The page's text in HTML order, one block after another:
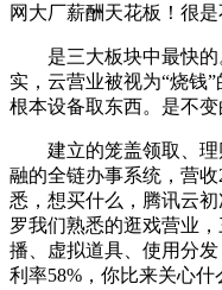
网大厂薪酬天花板！很是
是三大板块中最快的
实，云营业被视为“烧钱
根本设备取东西。是不变
建立的笼盖领取、理
融的全链办事系统，营
悉，想买什么，腾讯云
罗我们熟悉的逛戏营业
播、虚拟道具、使用分
利率58%，你比来关心